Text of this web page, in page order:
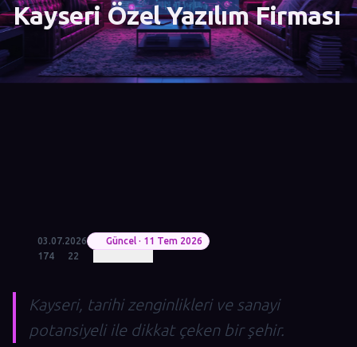
Kayseri Özel Yazılım Firması
03.07.2026
Güncel · 11 Tem 2026
174
22
Kayseri, tarihi zenginlikleri ve sanayi
potansiyeli ile dikkat çeken bir şehir.